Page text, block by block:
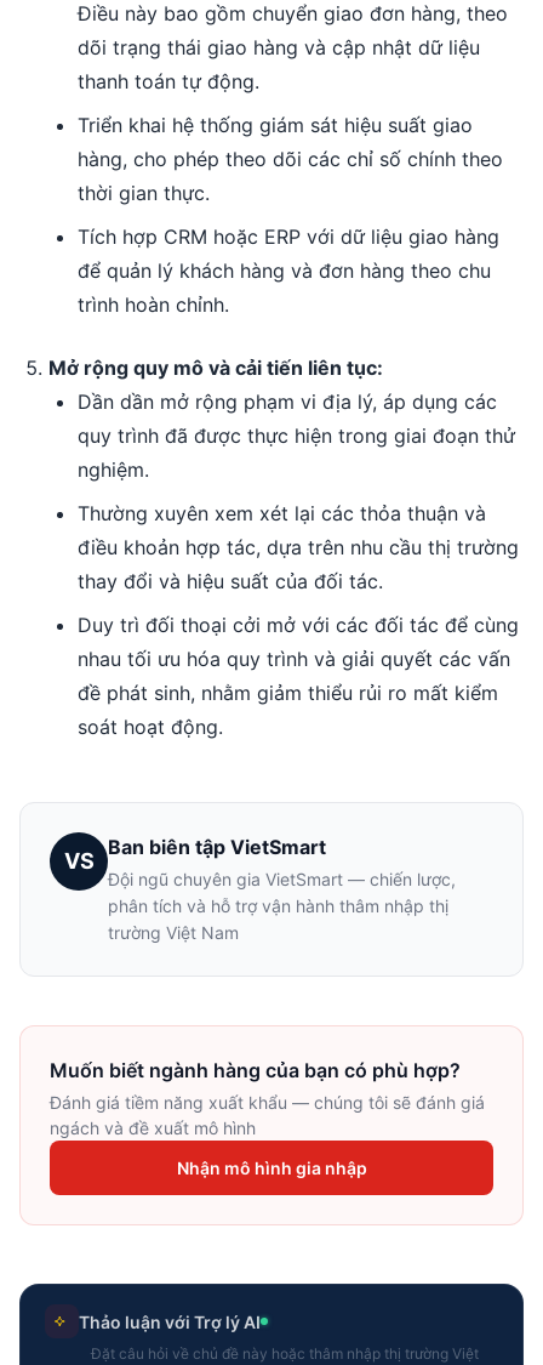
Điều này bao gồm chuyển giao đơn hàng, theo
dõi trạng thái giao hàng và cập nhật dữ liệu
thanh toán tự động.
Triển khai hệ thống giám sát hiệu suất giao
hàng, cho phép theo dõi các chỉ số chính theo
thời gian thực.
Tích hợp CRM hoặc ERP với dữ liệu giao hàng
để quản lý khách hàng và đơn hàng theo chu
trình hoàn chỉnh.
Mở rộng quy mô và cải tiến liên tục:
Dần dần mở rộng phạm vi địa lý, áp dụng các
quy trình đã được thực hiện trong giai đoạn thử
nghiệm.
Thường xuyên xem xét lại các thỏa thuận và
điều khoản hợp tác, dựa trên nhu cầu thị trường
thay đổi và hiệu suất của đối tác.
Duy trì đối thoại cởi mở với các đối tác để cùng
nhau tối ưu hóa quy trình và giải quyết các vấn
đề phát sinh, nhằm giảm thiểu rủi ro mất kiểm
soát hoạt động.
VS
Ban biên tập VietSmart
Đội ngũ chuyên gia VietSmart — chiến lược,
phân tích và hỗ trợ vận hành thâm nhập thị
trường Việt Nam
Muốn biết ngành hàng của bạn có phù hợp?
Đánh giá tiềm năng xuất khẩu — chúng tôi sẽ đánh giá
ngách và đề xuất mô hình
Nhận mô hình gia nhập
Thảo luận với Trợ lý AI
Đặt câu hỏi về chủ đề này hoặc thâm nhập thị trường Việt